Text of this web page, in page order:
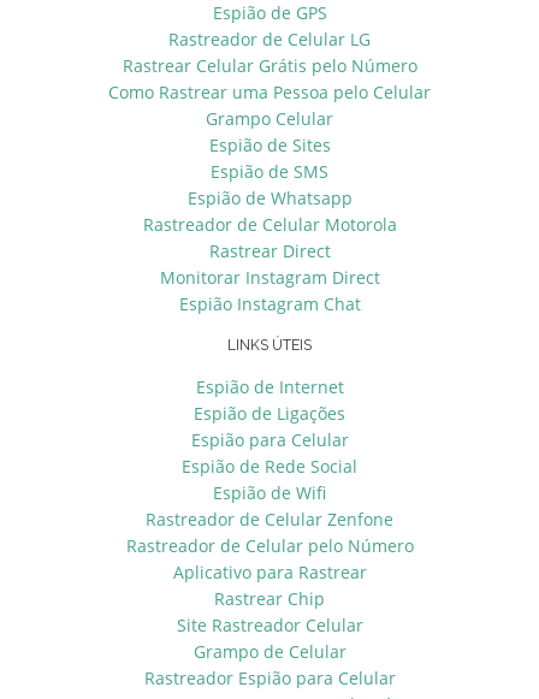
Espião de GPS
Rastreador de Celular LG
Rastrear Celular Grátis pelo Número
Como Rastrear uma Pessoa pelo Celular
Grampo Celular
Espião de Sites
Espião de SMS
Espião de Whatsapp
Rastreador de Celular Motorola
Rastrear Direct
Monitorar Instagram Direct
Espião Instagram Chat
LINKS ÚTEIS
Espião de Internet
Espião de Ligações
Espião para Celular
Espião de Rede Social
Espião de Wifi
Rastreador de Celular Zenfone
Rastreador de Celular pelo Número
Aplicativo para Rastrear
Rastrear Chip
Site Rastreador Celular
Grampo de Celular
Rastreador Espião para Celular